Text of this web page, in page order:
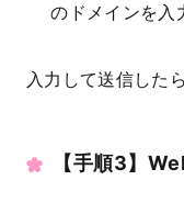
のドメインを入
入力して送信した
【手順3】